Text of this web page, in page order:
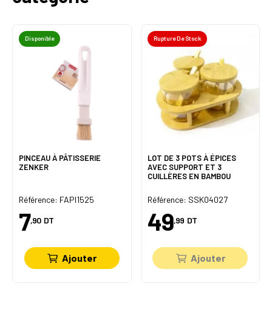
Disponible
PINCEAU À PÂTISSERIE
ZENKER
Référence: FAPI1525
7,90 DT
Ajouter
Rupture De Stock
LOT DE 3 POTS À ÉPICES
AVEC SUPPORT ET 3
CUILLÈRES EN BAMBOU
Référence: SSK04027
49,99 DT
Ajouter